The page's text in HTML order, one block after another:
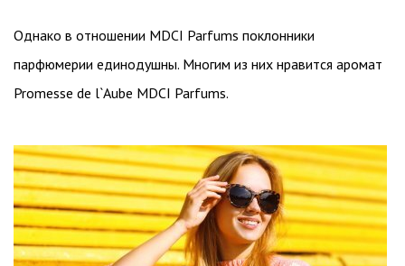
Однако в отношении MDCI Parfums поклонники
парфюмерии единодушны. Многим из них нравится аромат
Promesse de l`Aube MDCI Parfums.